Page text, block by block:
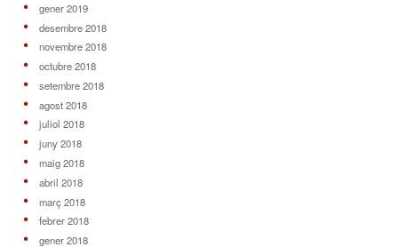
gener 2019
desembre 2018
novembre 2018
octubre 2018
setembre 2018
agost 2018
juliol 2018
juny 2018
maig 2018
abril 2018
març 2018
febrer 2018
gener 2018